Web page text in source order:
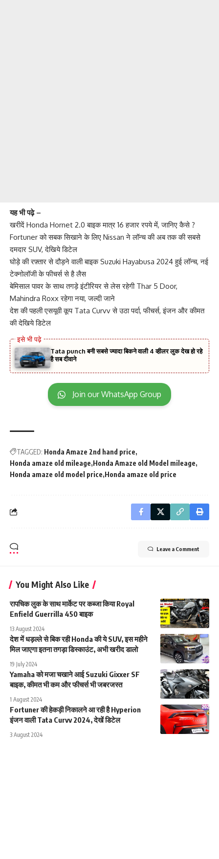
यह भी पढ़े –
खरीदें Honda Hornet 2.0 बाइक मात्र 16 हजार रपये में, जानिए कैसे ?
Fortuner को सबक सिखाने के लिए Nissan ने लॉन्च की अब तक की सबसे
दमदार SUV, देखिये डिटेल
घोड़े की रफ़्तार से दौड़ने वाली बाइक Suzuki Hayabusa 2024 हुई लॉन्च, नई
टेक्नोलॉजी के फीचर्स से है लैस
बेमिसाल पावर के साथ तगड़े इंटीरियर से लेस रहेगी Thar 5 Door,
Mahindra Roxx रहेगा नया, जल्दी जाने
देश की पहली एसयूवी कूप Tata Curvv से उठा पर्दा, फीचर्स, इंजन और कीमत
की देखिये डिटेल
Tata punch बनी सबसे ज्यादा बिकने वाली 4 व्हीलर लुक देख हो रहे
है सब दीवाने
Join our WhatsApp Group
TAGGED: Honda Amaze 2nd hand price
Honda amaze old mileage Honda Amaze old Model mileage
Honda amaze old model price Honda amaze old price
Leave a Comment
You Might Also Like
रापचिक लुक के साथ मार्केट पर कब्जा किया Royal
Enfield Guerrilla 450 बाइक
13 August 2024
देश में धड़ल्ले से बिक रही Honda की ये SUV, इस महीने
मिल जाएगा इतना तगड़ा डिस्काउंट, अभी खरीद डालो
19 July 2024
Yamaha को मजा चखाने आई Suzuki Gixxer SF
बाइक, कीमत भी कम और फीचर्स भी जबरजस्त
1 August 2024
Fortuner की हेकड़ी निकालने आ रही है Hyperion
इंजन वाली Tata Curvv 2024, देखें डिटेल
3 August 2024